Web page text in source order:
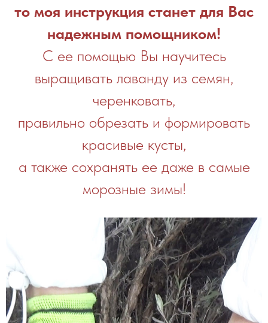
то моя инструкция станет для Вас
надежным помощником!
С ее помощью Вы научитесь
выращивать лаванду из семян,
черенковать,
правильно обрезать и формировать
красивые кусты,
а также сохранять ее даже в самые
морозные зимы!